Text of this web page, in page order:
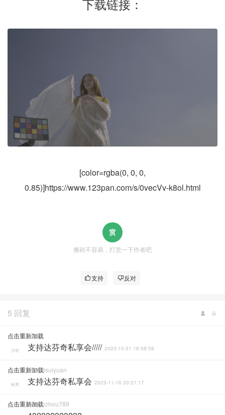
下载链接：
[color=rgba(0, 0, 0,
0.85)]https://www.123pan.com/s/0vecVv-k8ol.html
搬砖不容易，打赏一下作者吧
支持 反对
5 回复
点击重新加载
云虎
沙发 支持达芬奇私享会///// 2023-10-31 16:58:58
点击重新加载28049suiyuan
板凳 支持达芬奇私享会 2023-11-16 20:21:17
点击重新加载Wuj1nzhou789